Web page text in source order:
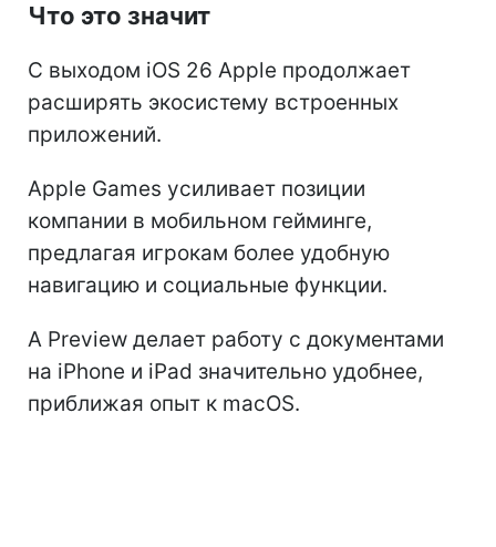
Что это значит
С выходом iOS 26 Apple продолжает
расширять экосистему встроенных
приложений.
Apple Games усиливает позиции
компании в мобильном гейминге,
предлагая игрокам более удобную
навигацию и социальные функции.
А Preview делает работу с документами
на iPhone и iPad значительно удобнее,
приближая опыт к macOS.